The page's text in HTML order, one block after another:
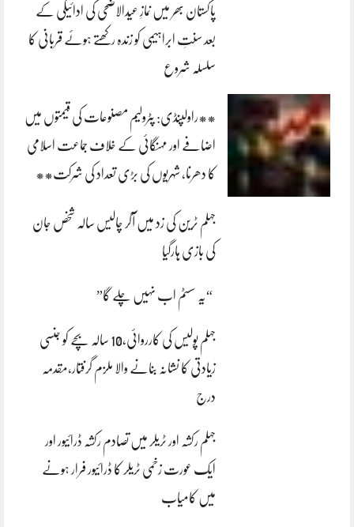
پاکستان بھر میں نمازِ عیدالاضحی کی ادائیگی کے
بعد سنتِ ابراہیمی کو زندہ رکھتے ہوئے قربانی کا
سلسلہ شروع
**راولپنڈی: پٹرولیم مصنوعات کی قیمتوں میں
اضافے اور مہنگائی کے خلاف جماعت اسلامی
کا دھرنا، شہریوں کی بڑی تعداد کی شرکت**
جہلم ٹرین کی زد میں آکر چالیس سالہ شخص جان
کی بازی ہارگیا
“یہ سسٹم اب نہیں چلے گا”
جہلم پولیس کی کارروائی،10 سالہ بچے کو جنسی
زیادتی کا نشانہ بنانے والا ملزم گرفتار،مقدمہ
درج
جہلم رکشہ اور ٹریلر میں تصادم رکشہ ڈرائیور اور
ایک عورت زخمی ٹریلر کا ڈرائیور فرار ہونے
میں کامیاب